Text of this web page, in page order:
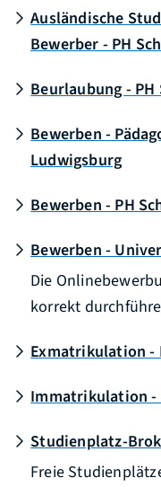
Ausländische
Bewerber - PH
Beurlaubung - PH
Bewerben -
Ludwigsburg
Bewerben - PH
Bewerben -
Die
korrekt
Exmatrikulation -
Immatrikulation -
Studienplatz-
Freie